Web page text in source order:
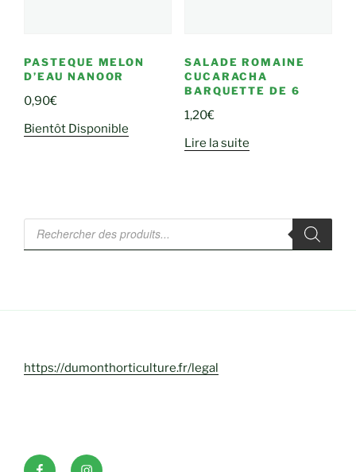
PASTEQUE MELON
D’EAU NANOOR
0,90€
Bientôt Disponible
SALADE ROMAINE
CUCARACHA
BARQUETTE DE 6
1,20€
Lire la suite
Recherche
de
produits
https://dumonthorticulture.fr/legal
FacebookINSTAGRAM